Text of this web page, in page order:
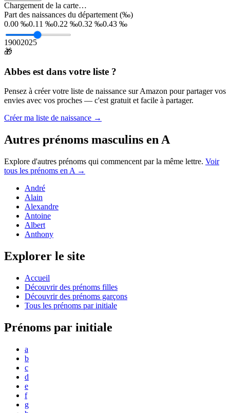
Chargement de la carte…
Part des naissances du département (‰)
0.00 ‰0.11 ‰0.22 ‰0.32 ‰0.43 ‰
19002025
🎁
Abbes est dans votre liste ?
Pensez à créer votre liste de naissance sur Amazon pour partager vos
envies avec vos proches — c'est gratuit et facile à partager.
Créer ma liste de naissance →
Autres prénoms masculins en A
Explore d'autres prénoms qui commencent par la même lettre. Voir
tous les prénoms en A →
André
Alain
Alexandre
Antoine
Albert
Anthony
Explorer le site
Accueil
Découvrir des prénoms filles
Découvrir des prénoms garçons
Tous les prénoms par initiale
Prénoms par initiale
a
b
c
d
e
f
g